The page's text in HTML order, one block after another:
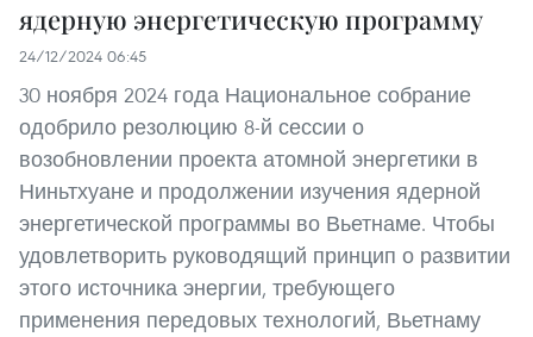
ядерную энергетическую программу
24/12/2024 06:45
30 ноября 2024 года Национальное собрание
одобрило резолюцию 8-й сессии о
возобновлении проекта атомной энергетики в
Ниньтхуане и продолжении изучения ядерной
энергетической программы во Вьетнаме. Чтобы
удовлетворить руководящий принцип о развитии
этого источника энергии, требующего
применения передовых технологий, Вьетнаму